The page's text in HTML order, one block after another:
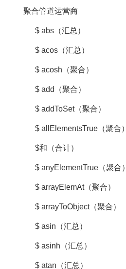
聚合管道运营商
$ abs（汇总）
$ acos（汇总）
$ acosh（聚合）
$ add（聚合）
$ addToSet（聚合）
$ allElementsTrue（聚合）
$和（合计）
$ anyElementTrue（聚合）
$ arrayElemAt（聚合）
$ arrayToObject（聚合）
$ asin（汇总）
$ asinh（汇总）
$ atan（汇总）